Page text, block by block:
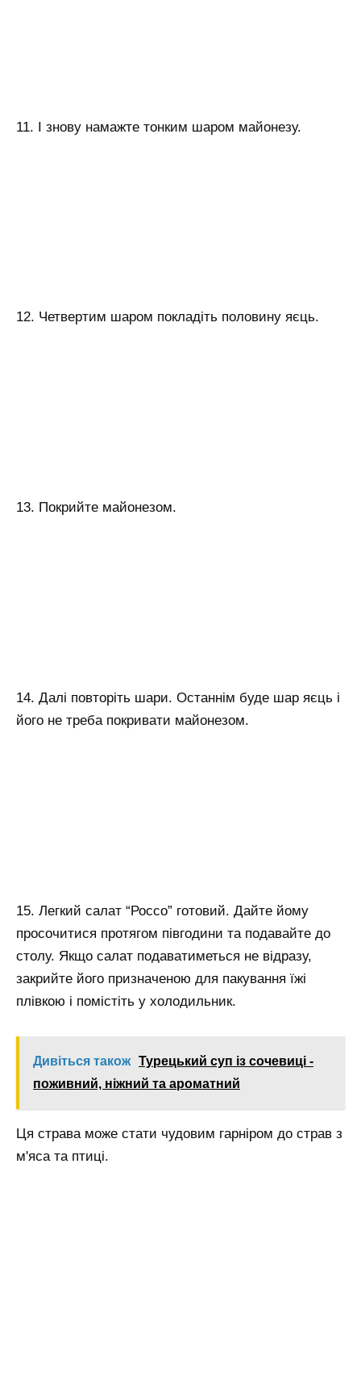
11. І знову намажте тонким шаром майонезу.
12. Четвертим шаром покладіть половину яєць.
13. Покрийте майонезом.
14. Далі повторіть шари. Останнім буде шар яєць і
його не треба покривати майонезом.
15. Легкий салат “Россо” готовий. Дайте йому
просочитися протягом півгодини та подавайте до
столу. Якщо салат подаватиметься не відразу,
закрийте його призначеною для пакування їжі
плівкою і помістіть у холодильник.
Дивіться також Турецький суп із сочевиці -
поживний, ніжний та ароматний
Ця страва може стати чудовим гарніром до страв з
м'яса та птиці.